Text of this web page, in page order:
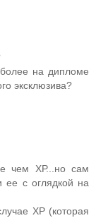
на дипломе
эксклюзива?
чем ХР...но сам
ее с оглядкой на
ХР (которая